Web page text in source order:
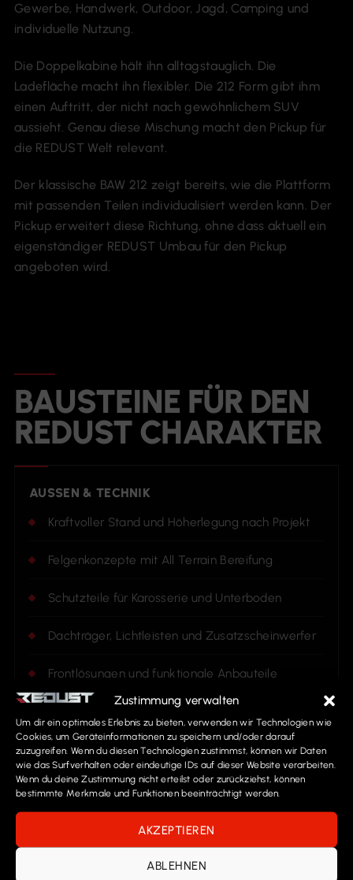
Zustimmung verwalten
Um dir ein optimales Erlebnis zu bieten, verwenden wir Technologien wie
Cookies, um Geräteinformationen zu speichern und/oder darauf
zuzugreifen. Wenn du diesen Technologien zustimmst, können wir Daten
wie das Surfverhalten oder eindeutige IDs auf dieser Website verarbeiten.
Wenn du deine Zustimmung nicht erteilst oder zurückziehst, können
bestimmte Merkmale und Funktionen beeinträchtigt werden.
AKZEPTIEREN
ABLEHNEN
Gewerbe, Handwerk, Outdoor, Jagd, Camping und
individuelle Nutzung.
Die Doppelkabine hält ihn alltagstauglich. Die
Ladefläche macht ihn flexibler. Die 212 Form gibt ihm
einen Auftritt, der nicht nach gewöhnlichem SUV
aussieht. Genau diese Mischung macht den Pickup für
die REDUST Welt relevant.
Der klassische BAW 212 zeigt bereits, wie die Plattform
mit passenden Teilen individualisiert werden kann. Der
Pickup erweitert diese Richtung, ohne dass aktuell ein
eigenständiger REDUST Umbau für den Pickup
angeboten wird.
BAUSTEINE FÜR DEN
REDUST CHARAKTER
AUSSEN & TECHNIK
Kraftvoller Stand und Höherlegung nach Projekt
Felgenkonzepte mit All Terrain Bereifung
Schutzteile für Karosserie und Unterboden
Dachträger, Lichtleisten und Zusatzscheinwerfer
Frontlösungen und funktionale Anbauteile
Ladeflächen und Transportlösungen
Serientechnik mit Allrad und Fahrmodi
Widerstandsfähige Innenraumlösungen